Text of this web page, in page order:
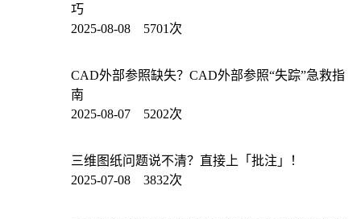
巧
2025-08-08 5701次
CAD外部参照缺失？CAD外部参照“失踪”急救指
南
2025-08-07 5202次
三维图纸问题说不清？直接上「批注」！
2025-07-08 3832次